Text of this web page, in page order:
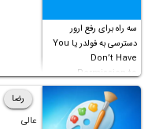
سه راه برای رفع ارور
دسترسی به فولدر یا You
Don’t Have
Permission to
Access this folder
رضا
عالی